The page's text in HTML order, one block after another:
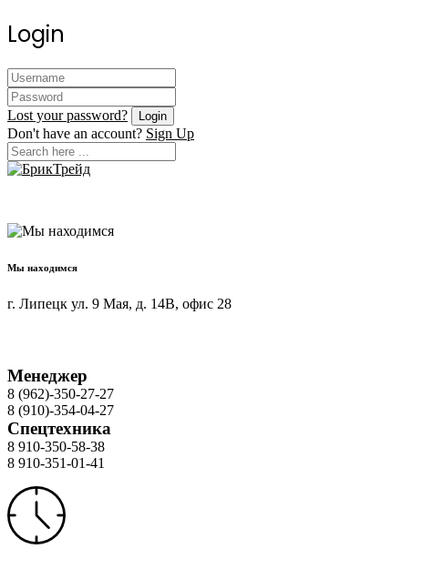
Login
Lost your password?
Don't have an account? Sign Up
Мы находимся
г. Липецк ул. 9 Мая, д. 14В, офис 28
Менеджер
8 (962)-350-27-27
8 (910)-354-04-27
Спецтехника
8 910-350-58-38
8 910-351-01-41